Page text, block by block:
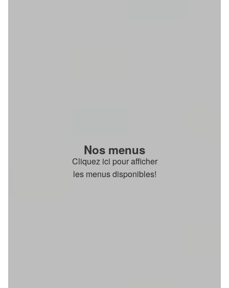
Nos menus
Cliquez ici pour afficher
les menus disponibles!